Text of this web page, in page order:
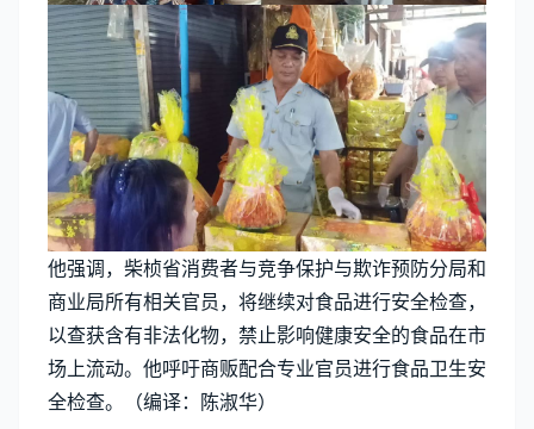
他强调，柴桢省消费者与竞争保护与欺诈预防分局和
商业局所有相关官员，将继续对食品进行安全检查，
以查获含有非法化物，禁止影响健康安全的食品在市
场上流动。他呼吁商贩配合专业官员进行食品卫生安
全检查。（编译：陈淑华）